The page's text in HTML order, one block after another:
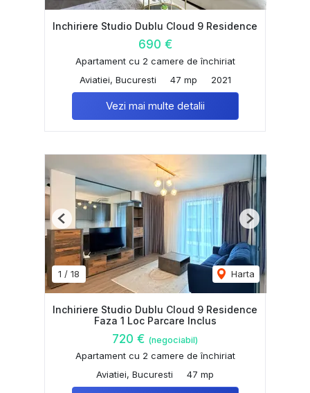
Inchiriere Studio Dublu Cloud 9 Residence
690 €
Apartament cu 2 camere de închiriat
Aviatiei, Bucuresti
47 mp 2021
Vezi mai multe detalii
1 / 18 Harta
Previous Next
Inchiriere Studio Dublu Cloud 9 Residence
Faza 1 Loc Parcare Inclus
720 € (negociabil)
Apartament cu 2 camere de închiriat
Aviatiei, Bucuresti
47 mp